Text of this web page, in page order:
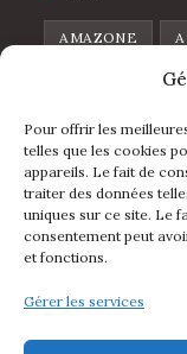
Pour offrir les
telles que les cookies
appareils. Le fait de
traiter des données
uniques sur ce site. Le
consentement peut
et fonctions.
Gérer les services
AMAZONE
CŒUR SAUVAGE
FLOWERS
L'IBIZA LA
MINI ARCHE
Suivez Nous